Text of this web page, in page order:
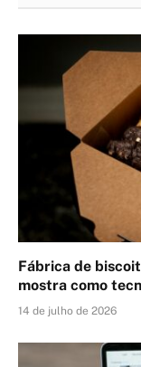
Fábrica de
mostra como
14 de julho de 2026